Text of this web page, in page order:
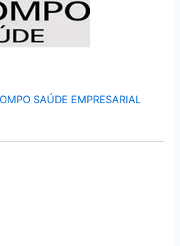
SAÚDE EMPRESARIAL